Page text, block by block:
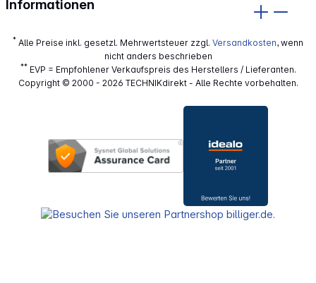
Informationen
* Alle Preise inkl. gesetzl. Mehrwertsteuer zzgl. Versandkosten, wenn
nicht anders beschrieben
**EVP = Empfohlener Verkaufspreis des Herstellers / Lieferanten.
Copyright © 2000 - 2026 TECHNIKdirekt - Alle Rechte vorbehalten.